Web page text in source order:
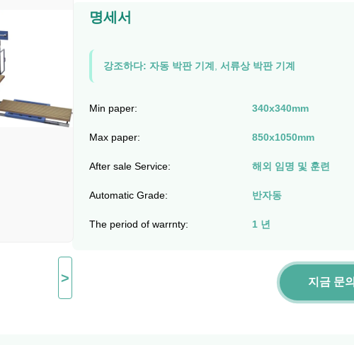
>
명세서
강조하다: 자동 박판 기계 서류상 박판 기계
Min paper: 340x340mm
Max paper: 850x1050mm
After sale Service: 해외 임명 및 훈련
Automatic Grade: 반자동
The period of warrnty: 1 년
지금 문의